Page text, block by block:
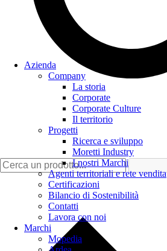
Azienda
Company
La storia
Corporate
Corporate Culture
Il territorio
Progetti
Ricerca e sviluppo
Moretti Industry
I nostri Marchi
Agenti territoriali e rete vendita
Certificazioni
Bilancio di Sostenibilità
Contatti
Lavora con noi
Marchi
Mopedia